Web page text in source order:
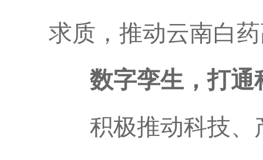
求质，推动云南白
数字孪生，打通
积极推动科技、